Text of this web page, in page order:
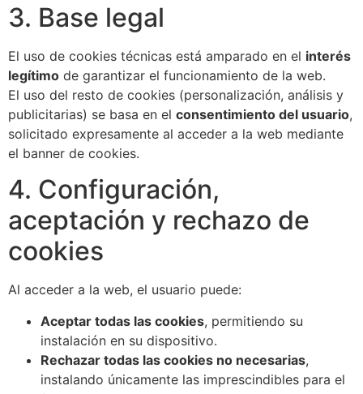
3. Base legal
El uso de cookies técnicas está amparado en el interés
legítimo de garantizar el funcionamiento de la web.
El uso del resto de cookies (personalización, análisis y
publicitarias) se basa en el consentimiento del usuario,
solicitado expresamente al acceder a la web mediante
el banner de cookies.
4. Configuración,
aceptación y rechazo de
cookies
Al acceder a la web, el usuario puede:
Aceptar todas las cookies, permitiendo su
instalación en su dispositivo.
Rechazar todas las cookies no necesarias,
instalando únicamente las imprescindibles para el